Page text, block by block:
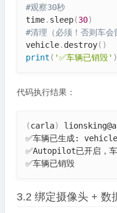
#观察30秒
time. sleep(30)
#清理（必须！否则车会
vehicle. destroy( )
print ( '✅车辆已销毁' )
代码执行结果：
(carla)
✅车辆已生成:
✅Autopilot已开启，车
✅车辆已销毁
3.2 绑定摄像头 + 数